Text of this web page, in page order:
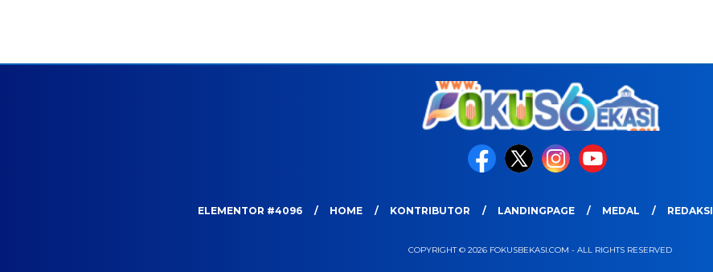
ELEMENTOR #4096 HOME KONTRIBUTOR LANDINGPAGE MEDAL REDAKSI
COPYRIGHT © 2026 FOKUSBEKASI.COM - ALL RIGHTS RESERVED